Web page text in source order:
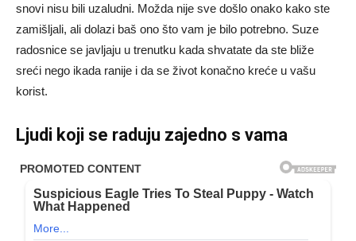
snovi nisu bili uzaludni. Možda nije sve došlo onako kako ste
zamišljali, ali dolazi baš ono što vam je bilo potrebno. Suze
radosnice se javljaju u trenutku kada shvatate da ste bliže
sreći nego ikada ranije i da se život konačno kreće u vašu
korist.
Ljudi koji se raduju zajedno s vama